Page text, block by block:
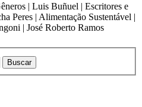
| Luis Buñuel | Escritores e
Peres | Alimentação Sustentável |
| José Roberto Ramos